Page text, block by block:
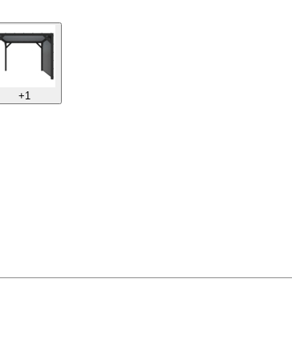
+1